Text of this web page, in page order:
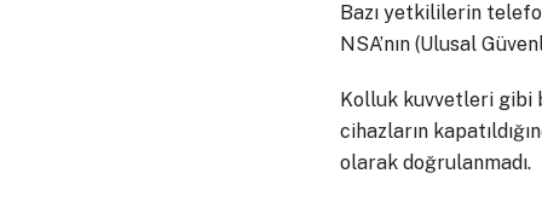
Bazı yetkililerin
NSA’nın (Ulusal
Kolluk kuvvetleri gibi
cihazların
olarak doğrulanmadı.